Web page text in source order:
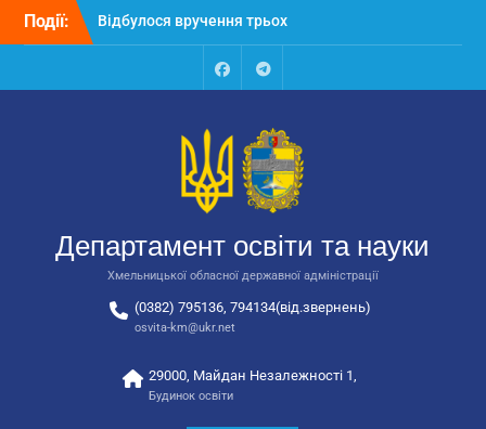
Перейти
Події:
Відбулося вручення трьох
автобусів для потреб
Відбулося засідання
освіти та науки обласної
державної адміністрації
Відбулась обласна
національно-патріотичне
виховання
FacebookTalegram
Департамент освіти та науки
Хмельницької обласної державної адміністрації
(0382) 795136, 794134(від.звернень)
osvita-km@ukr.net
29000, Майдан Незалежності 1,
Будинок освіти